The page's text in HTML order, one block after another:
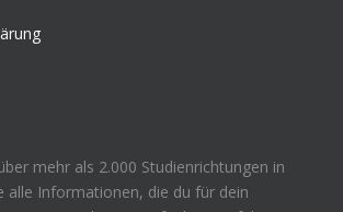
mehr als 2.000 Studienrichtungen in
alle Informationen, die du für dein